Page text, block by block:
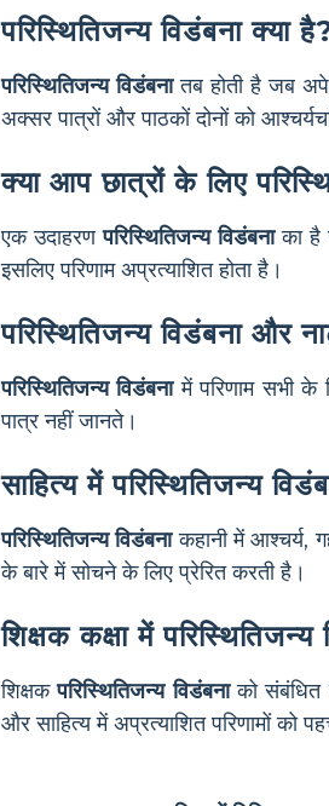
परिस्थितिजन्य विडंबना क्या
परिस्थितिजन्य विडंबनातब होती है जब
अक्सर पात्रों और पाठकों दोनों को
क्या आप छात्रों के लिए
एक उदाहरणपरिस्थितिजन्य विडंबनाका है
इसलिए परिणाम अप्रत्याशित होता है।
परिस्थितिजन्य विडंबना और
परिस्थितिजन्य विडंबनामें परिणाम सभी के
पात्र नहीं जानते।
साहित्य में परिस्थितिजन्य
परिस्थितिजन्य विडंबनाकहानी में आश्चर्य,
के बारे में सोचने के लिए प्रेरित करती है।
शिक्षक कक्षा में
शिक्षकपरिस्थितिजन्य विडंबनाको संबंधित
और साहित्य में अप्रत्याशित परिणामों को